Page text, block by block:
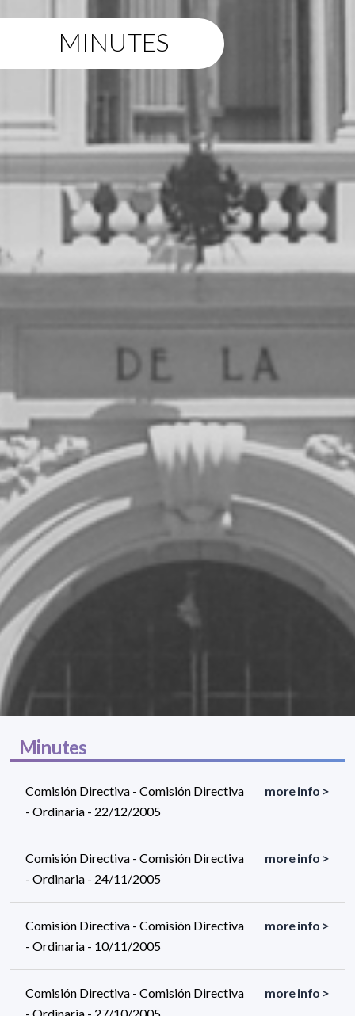
MINUTES
Minutes
Comisión Directiva - Comisión Directiva
- Ordinaria - 22/12/2005
more info >
Comisión Directiva - Comisión Directiva
- Ordinaria - 24/11/2005
more info >
Comisión Directiva - Comisión Directiva
- Ordinaria - 10/11/2005
more info >
Comisión Directiva - Comisión Directiva
more info >